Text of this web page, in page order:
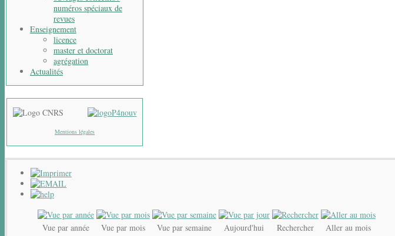
numéros spéciaux de
revues
Enseignement
licence
master et doctorat
agrégation
Actualités
Mentions légales
Vue par année Vue par mois Vue par semaine Aujourd'hui Rechercher
Aller au mois